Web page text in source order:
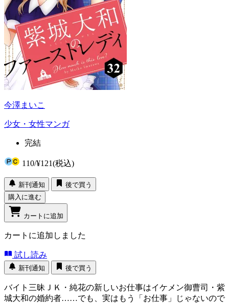
今澤まいこ
少女・女性マンガ
完結
110/¥121(税込)
新刊通知
後で買う
購入に進む
カートに追加
カートに追加しました
試し読み
新刊通知 後で買う
バイト三昧ＪＫ・純花の新しいお仕事はイケメン御曹司・紫
城大和の婚約者……でも、実はもう「お仕事」じゃないので